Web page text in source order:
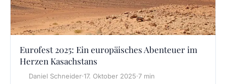
Eurofest 2025: Ein europäisches Abenteuer im
Herzen Kasachstans
Daniel Schneider·17. Oktober 2025·7 min